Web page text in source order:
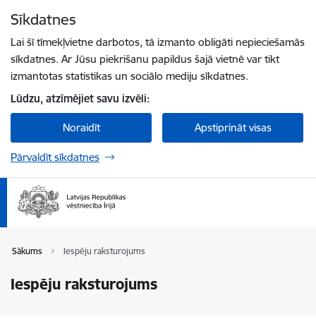
Sīkdatnes
Lai šī tīmekļvietne darbotos, tā izmanto obligāti nepieciešamās
sīkdatnes. Ar Jūsu piekrišanu papildus šajā vietnē var tikt
izmantotas statistikas un sociālo mediju sīkdatnes.
Lūdzu, atzīmējiet savu izvēli:
Noraidīt Apstiprināt visas
Pārvaldīt sīkdatnes
Sākums Iespēju raksturojums
Iespēju raksturojums